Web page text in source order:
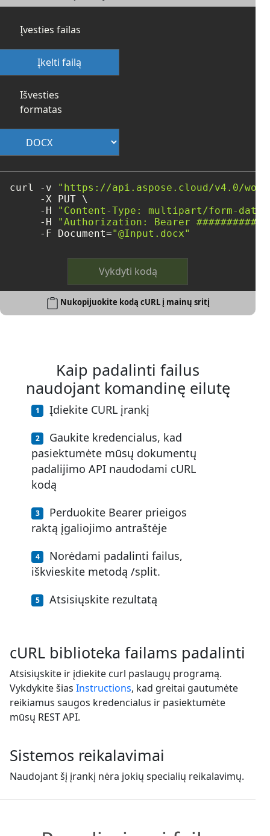
Įvesties failas
Įkelti failą
Išvesties
formatas
curl -v
"https://api.aspose.cloud/v4.0/
     -X PUT \
     -H
"Content-Type: multipart/form-data"
     -H
"Authorization: Bearer
     -F Document=
"@Input.docx"
Vykdyti kodą
Nukopijuokite kodą cURL į mainų sritį
Kaip padalinti failus
naudojant komandinę eilutę
Įdiekite CURL įrankį
Gaukite kredencialus, kad
pasiektumėte mūsų dokumentų
padalijimo API naudodami cURL
kodą
Perduokite Bearer prieigos
raktą įgaliojimo antraštėje
Norėdami padalinti failus,
iškvieskite metodą /split.
Atsisiųskite rezultatą
cURL biblioteka failams padalinti
Atsisiųskite ir įdiekite curl paslaugų programą.
Vykdykite šias Instructions, kad greitai gautumėte
reikiamus saugos kredencialus ir pasiektumėte
mūsų REST API.
Sistemos reikalavimai
Naudojant šį įrankį nėra jokių specialių reikalavimų.